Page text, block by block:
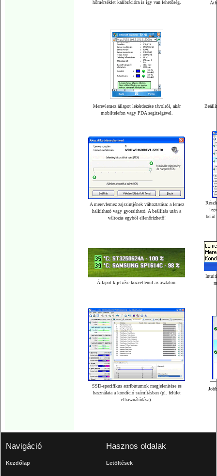
hőmérséklet kalibrációra is így van lehetőség.
Merevlemez állapot lekérdezése távolról, akár
mobiltelefon vagy PDA segítségével.
A merevlemez zajszintjének változtatása: a lemez
halkítható vagy gyorsítható. A beállítás után a
változás egyből ellenőrizhető!
belül
Állapot kijelzése közvetlenül az asztalon.
SSD-specifikus attribútumok megjelenítése és
használata a kondíció számításban (pl. felület
elhasználódása).
Navigáció
Kezdőlap
Hasznos oldalak
Letöltések